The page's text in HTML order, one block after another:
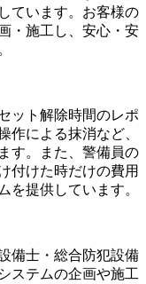
ています。 ​お客様の
・施工し、安心・安
ット解除時間のレポ
作による抹消など、
す。 ​また、警備員の
付けた時だけの費用
を提供しています。
備士・総合防犯設備
ステムの企画や施工